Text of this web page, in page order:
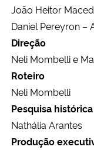
João Heitor
Daniel Pereyron –
Direção
Neli Mombelli e
Roteiro
Neli Mombelli
Pesquisa histórica
Nathália Arantes
Produção